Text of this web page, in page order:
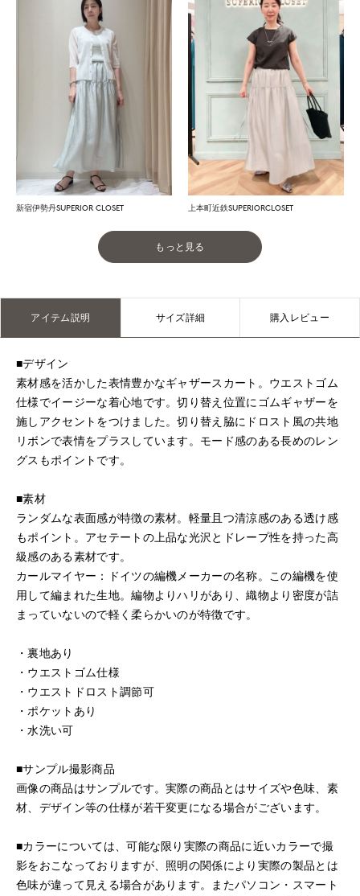
新宿伊勢丹SUPERIOR CLOSET 上本町近鉄SUPERIORCLOSET
もっと見る
アイテム説明 サイズ詳細 購入レビュー
■デザイン
素材感を活かした表情豊かなギャザースカート。ウエストゴム
仕様でイージーな着心地です。切り替え位置にゴムギャザーを
施しアクセントをつけました。切り替え脇にドロスト風の共地
リボンで表情をプラスしています。モード感のある長めのレン
グスもポイントです。
■素材
ランダムな表面感が特徴の素材。軽量且つ清涼感のある透け感
もポイント。アセテートの上品な光沢とドレープ性を持った高
級感のある素材です。
カールマイヤー：ドイツの編機メーカーの名称。この編機を使
用して編まれた生地。編物よりハリがあり、織物より密度が詰
まっていないので軽く柔らかいのが特徴です。
・裏地あり
・ウエストゴム仕様
・ウエストドロスト調節可
・ポケットあり
・水洗い可
■サンプル撮影商品
画像の商品はサンプルです。実際の商品とはサイズや色味、素
材、デザイン等の仕様が若干変更になる場合がございます。
■カラーについては、可能な限り実際の商品に近いカラーで撮
影をおこなっておりますが、照明の関係により実際の製品とは
色味が違って見える場合があります。またパソコン・スマート